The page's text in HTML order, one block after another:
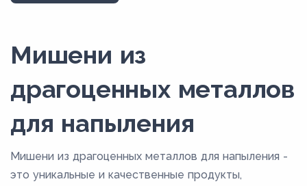
Мишени из
драгоценных металлов
для напыления
Мишени из драгоценных металлов для напыления -
это уникальные и качественные продукты,